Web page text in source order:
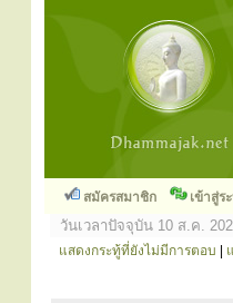
สมัครสมาชิก เข้าสู่ร
วันเวลาปัจจุบัน 10 ส.ค.
แสดงกระทู้ที่ยังไม่มีการตอบ